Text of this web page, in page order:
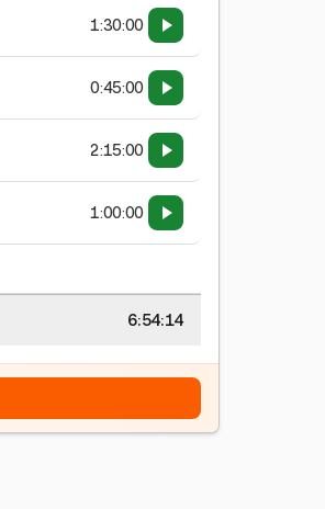
1:30:00
0:45:00
2:15:00
1:00:00
6:54:14